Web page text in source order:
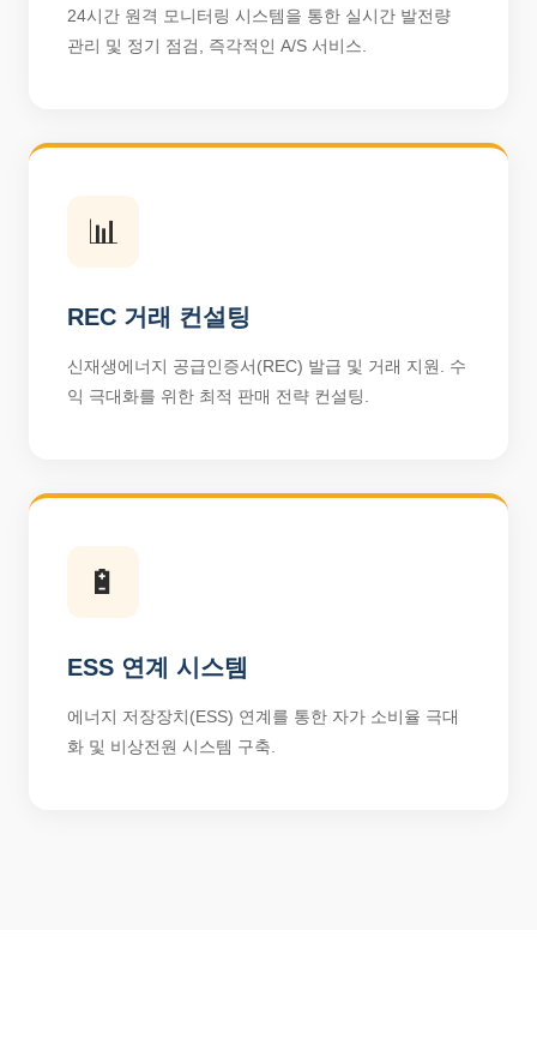
24시간 원격 모니터링 시스템을 통한 실시간 발전량
관리 및 정기 점검, 즉각적인 A/S 서비스.
📊
REC 거래 컨설팅
신재생에너지 공급인증서(REC) 발급 및 거래 지원. 수
익 극대화를 위한 최적 판매 전략 컨설팅.
🔋
ESS 연계 시스템
에너지 저장장치(ESS) 연계를 통한 자가 소비율 극대
화 및 비상전원 시스템 구축.